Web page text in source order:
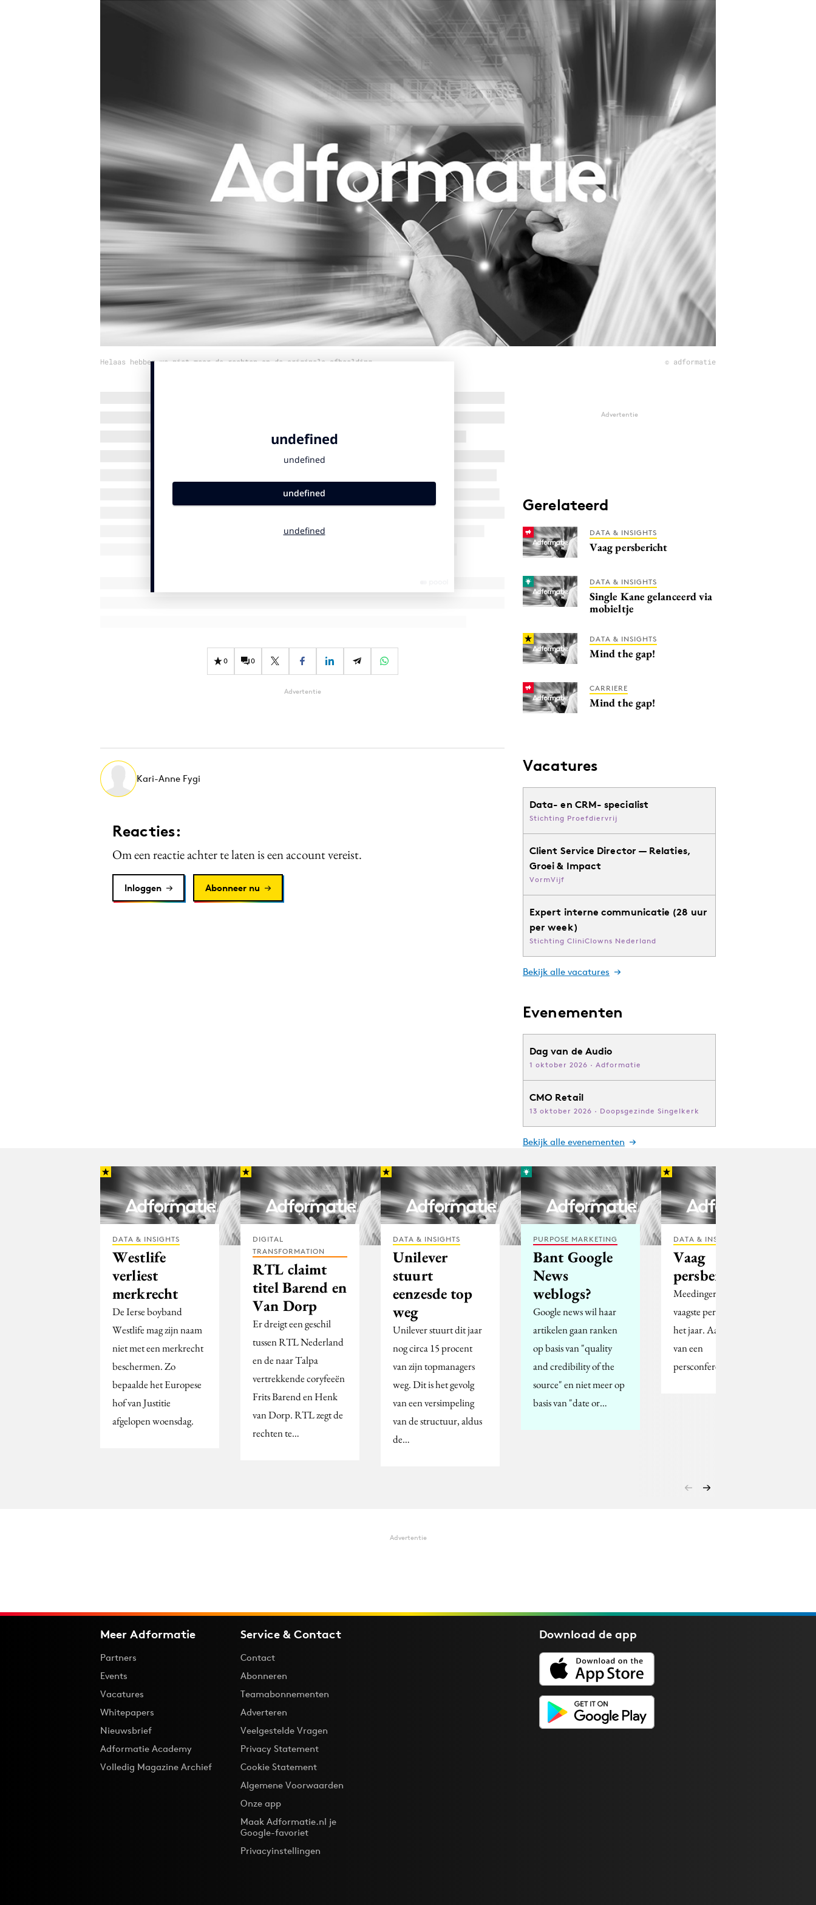
Influencer marketing
Interne communicatie
Purpose Marketing
Reputatie & crisis
Helaas hebben we niet meer de rechten op de originele afbeelding © adformatie
0 0
Advertentie
Kari-Anne Fygi
Reacties:
Om een reactie achter te laten is een account vereist.
Inloggen Abonneer nu
Advertentie
Gerelateerd
DATA & INSIGHTS
Vaag persbericht
DATA & INSIGHTS
Single Kane gelanceerd via
mobieltje
DATA & INSIGHTS
Mind the gap!
CARRIERE
Mind the gap!
Vacatures
Data- en CRM- specialist
Stichting Proefdiervrij
Client Service Director — Relaties,
Groei & Impact
VormVijf
Expert interne communicatie (28 uur
per week)
Stichting CliniClowns Nederland
Bekijk alle vacatures
Evenementen
Dag van de Audio
1 oktober 2026 · Adformatie
CMO Retail
13 oktober 2026 · Doopsgezinde Singelkerk
Bekijk alle evenementen
DATA & INSIGHTS
Westlife
verliest
merkrecht
De Ierse boyband
Westlife mag zijn naam
niet met een merkrecht
beschermen. Zo
bepaalde het Europese
hof van Justitie
afgelopen woensdag.
DIGITAL
TRANSFORMATION
RTL claimt
titel Barend en
Van Dorp
Er dreigt een geschil
tussen RTL Nederland
en de naar Talpa
vertrekkende coryfeeën
Frits Barend en Henk
van Dorp. RTL zegt de
rechten te…
DATA & INSIGHTS
Unilever
stuurt
eenzesde top
weg
Unilever stuurt dit jaar
nog circa 15 procent
van zijn topmanagers
weg. Dit is het gevolg
van een versimpeling
van de structuur, aldus
de…
PURPOSE MARKETING
Bant Google
News
weblogs?
Google news wil haar
artikelen gaan ranken
op basis van "quality
and credibility of the
source" en niet meer op
basis van "date or…
DATA & INSIGHTS
Vaag
persbericht
Meedinger voor het
vaagste persbericht van
het jaar. Aankondiging
van een
persconferentie:
Advertentie
Meer Adformatie
Partners
Events
Vacatures
Whitepapers
Nieuwsbrief
Adformatie Academy
Volledig Magazine Archief
Service & Contact
Contact
Abonneren
Teamabonnementen
Adverteren
Veelgestelde Vragen
Privacy Statement
Cookie Statement
Algemene Voorwaarden
Onze app
Maak Adformatie.nl je
Google-favoriet
Privacyinstellingen
Download deapp